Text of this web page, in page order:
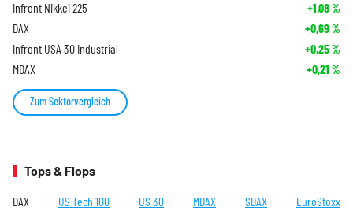
Infront Nikkei 225 +1,08%
DAX +0,69%
Infront USA 30 Industrial +0,25%
MDAX +0,21 %
Zum Sektorvergleich
Tops & Flops
DAX US Tech 100 US 30 MDAX SDAX EuroStoxx